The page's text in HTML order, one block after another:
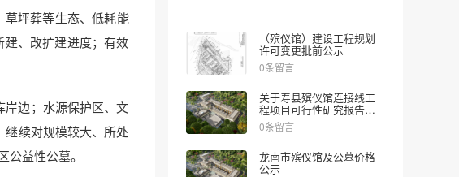
草坪葬等生态、低耗能
、改扩建进度；有效
岸边；水源保护区、文
续对规模较大、所处
益性公墓。
（殡仪馆）建设工程规划
许可变更批前公示
0条留言
关于寿县殡仪馆连接线工
程项目可行性研究报告的
批复
0条留言
龙南市殡仪馆及公墓价格
公示